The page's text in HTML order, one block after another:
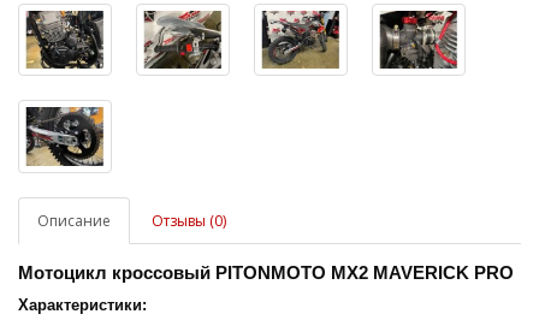
Описание Отзывы (0)
Мотоцикл кроссовый PITONMOTO MX2 MAVERICK PRO
Характеристики: